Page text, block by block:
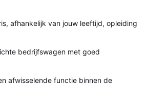
afhankelijk van jouw leeftijd, opleiding
bedrijfswagen met goed
afwisselende functie binnen de